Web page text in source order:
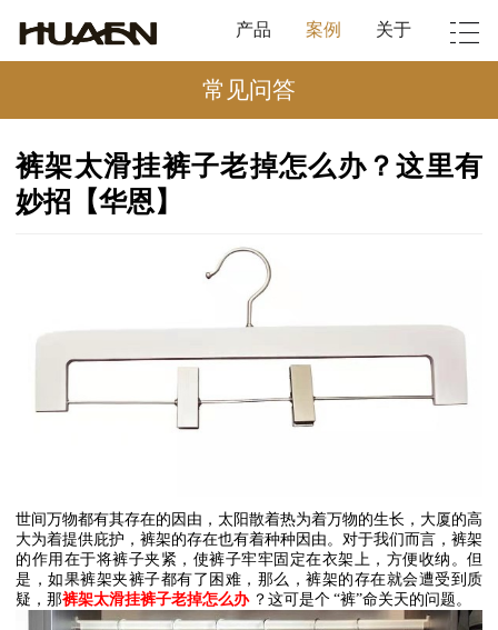
产品 案例 关于
常见问答
裤架太滑挂裤子老掉怎么办？这里有
妙招【华恩】
世间万物都有其存在的因由，太阳散着热为着万物的生长，大厦的高
大为着提供庇护，裤架的存在也有着种种因由。对于我们而言，裤架
的作用在于将裤子夹紧，使裤子牢牢固定在衣架上，方便收纳。但
是，如果裤架夹裤子都有了困难，那么，裤架的存在就会遭受到质
疑，那裤架太滑挂裤子老掉怎么办 ？这可是个 “裤”命关天的问题。